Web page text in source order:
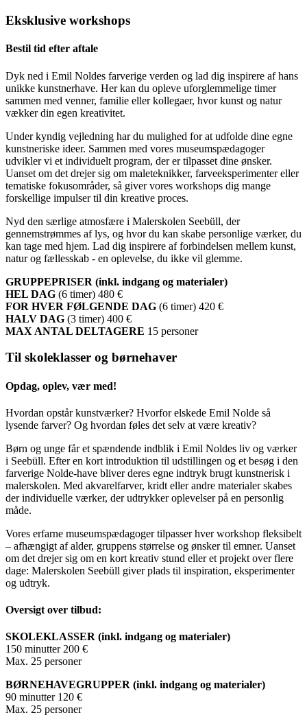
Eksklusive workshops
Bestil tid efter aftale
Dyk ned i Emil Noldes farverige verden og lad dig inspirere af hans
unikke kunstnerhave. Her kan du opleve uforglemmelige timer
sammen med venner, familie eller kollegaer, hvor kunst og natur
vækker din egen kreativitet.
Under kyndig vejledning har du mulighed for at udfolde dine egne
kunstneriske ideer. Sammen med vores museumspædagoger
udvikler vi et individuelt program, der er tilpasset dine ønsker.
Uanset om det drejer sig om maleteknikker, farveeksperimenter eller
tematiske fokusområder, så giver vores workshops dig mange
forskellige impulser til din kreative proces.
Nyd den særlige atmosfære i Malerskolen Seebüll, der
gennemstrømmes af lys, og hvor du kan skabe personlige værker, du
kan tage med hjem. Lad dig inspirere af forbindelsen mellem kunst,
natur og fællesskab - en oplevelse, du ikke vil glemme.
GRUPPEPRISER (inkl. indgang og materialer)
HEL DAG (6 timer) 480 €
FOR HVER FØLGENDE DAG (6 timer) 420 €
HALV DAG (3 timer) 400 €
MAX ANTAL DELTAGERE 15 personer
Til skoleklasser og børnehaver
Opdag, oplev, vær med!
Hvordan opstår kunstværker? Hvorfor elskede Emil Nolde så
lysende farver? Og hvordan føles det selv at være kreativ?
Børn og unge får et spændende indblik i Emil Noldes liv og værker
i Seebüll. Efter en kort introduktion til udstillingen og et besøg i den
farverige Nolde-have bliver deres egne indtryk brugt kunstnerisk i
malerskolen. Med akvarelfarver, kridt eller andre materialer skabes
der individuelle værker, der udtrykker oplevelser på en personlig
måde.
Vores erfarne museumspædagoger tilpasser hver workshop fleksibelt
– afhængigt af alder, gruppens størrelse og ønsker til emner. Uanset
om det drejer sig om en kort kreativ stund eller et projekt over flere
dage: Malerskolen Seebüll giver plads til inspiration, eksperimenter
og udtryk.
Oversigt over tilbud:
SKOLEKLASSER (inkl. indgang og materialer)
150 minutter 200 €
Max. 25 personer
BØRNEHAVEGRUPPER (inkl. indgang og materialer)
90 minutter 120 €
Max. 25 personer